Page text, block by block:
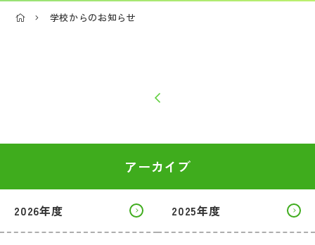
帰国生受験情報
学校からのお知らせ
アーカイブ
2026年度 2025年度